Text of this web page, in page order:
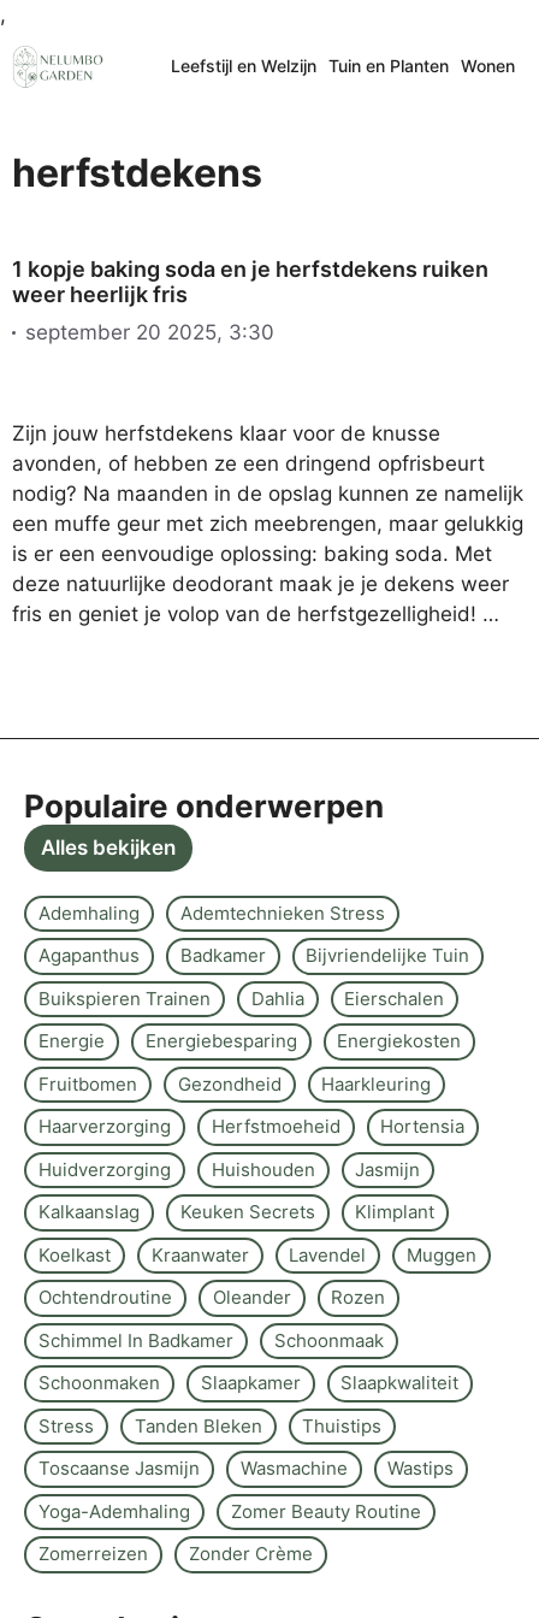
,
naar
de
Leefstijl en Welzijn Tuin en Planten Wonen
herfstdekens
1 kopje baking soda en je herfstdekens ruiken
weer heerlijk fris
september 20 2025, 3:30
Zijn jouw herfstdekens klaar voor de knusse
avonden, of hebben ze een dringend opfrisbeurt
nodig? Na maanden in de opslag kunnen ze namelijk
een muffe geur met zich meebrengen, maar gelukkig
is er een eenvoudige oplossing: baking soda. Met
deze natuurlijke deodorant maak je je dekens weer
fris en geniet je volop van de herfstgezelligheid! …
Populaire onderwerpen
Alles bekijken
Ademhaling
Ademtechnieken Stress
Agapanthus
Badkamer
Bijvriendelijke Tuin
Buikspieren Trainen
Dahlia
Eierschalen
Energie
Energiebesparing
Energiekosten
Fruitbomen
Gezondheid
Haarkleuring
Haarverzorging
Herfstmoeheid
Hortensia
Huidverzorging
Huishouden
Jasmijn
Kalkaanslag
Keuken Secrets
Klimplant
Koelkast
Kraanwater Lavendel
Muggen
Ochtendroutine
Oleander
Rozen
Schimmel In Badkamer
Schoonmaak
Schoonmaken
Slaapkamer
Slaapkwaliteit
Stress
Tanden Bleken
Thuistips
Toscaanse Jasmijn
Wasmachine
Wastips
Yoga-Ademhaling
Zomer Beauty Routine
Zomerreizen
Zonder Crème